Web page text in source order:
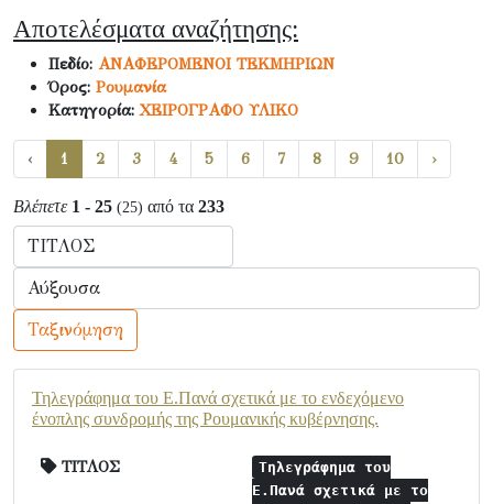
Αποτελέσματα αναζήτησης:
Πεδίο: ΑΝΑΦΕΡΟΜΕΝΟΙ ΤΕΚΜΗΡΙΩΝ
Όρος: Ρουμανία
Κατηγορία:ΧΕΙΡΟΓΡΑΦΟ ΥΛΙΚΟ
‹ 1 2 3 4 5 6 7 8 9 10 ›
Βλέπετε 1 - 25 (25) από τα 233
Ταξινόμηση
Τηλεγράφημα του Ε.Πανά σχετικά με το ενδεχόμενο
ένοπλης συνδρομής της Ρουμανικής κυβέρνησης.
ΤΙΤΛΟΣ
Τηλεγράφημα του
Ε.Πανά σχετικά με το